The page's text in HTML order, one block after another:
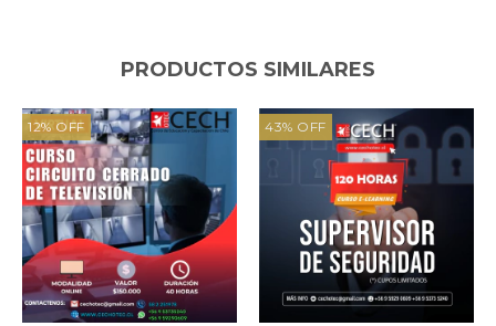
PRODUCTOS SIMILARES
12% OFF 43% OFF